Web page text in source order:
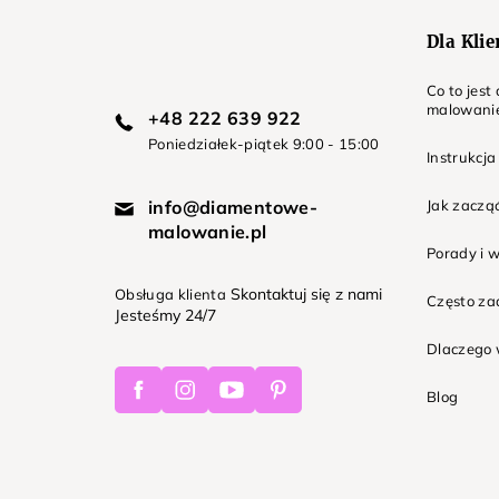
+48 222 639 922
Poniedziałek-piątek 9:00 - 15:00
info@diamentowe-
malowanie.pl
Obsługa klienta Skontaktuj się z nami
Jesteśmy 24/7
FacebookInstagramYoutubePinterest
Dla
Co to jest
Jak
Porady i
Często
Dlaczego
Blog